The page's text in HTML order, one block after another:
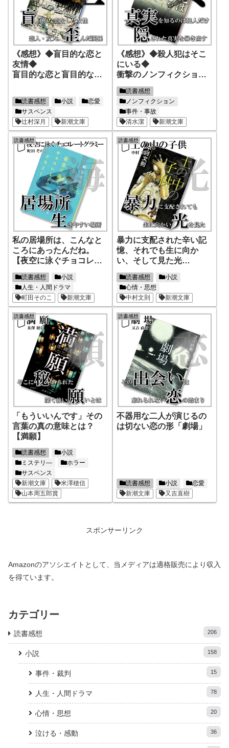
《感想》◆盲目的な恋と
友情◆
盲目的な恋と盲目的な友
みとは
読書感想 小説
恋愛
サスペンス
辻村深月
新潮文庫
《感想》◆殺人犯はそこ
にいる◆
衝撃のノンフィクショ
ン！この事実は知らなけ
ればならない！
読書感想
ノンフィクション
事件・事故
清水潔
新潮文庫
読書感想
私の居場所は、こんなと
ころにあったんだね。
【夜空に泳ぐチョコレー
トグラミー】
読書感想
小説
人生・人間ドラマ
町田そのこ
新潮文庫
読書感想
暴力に支配された辛い記
憶、それでも生に向か
い、そして見た光
【土の中の子供】
読書感想
小説
心情・思想
中村文則
新潮文庫
読書感想
「もういいんです」その
言葉の真の意味とは？
【満願】
読書感想
小説
ミステリ―
ホラー
サスペンス
新潮文庫
米澤穂信
山本周五郎賞
読書感想
不器用な二人が演じるの
は切ない恋の形「劇場」
読書感想 小説
恋愛
新潮文庫
又吉直樹
スポンサーリンク
Amazonのアソシエイトとして、当メディアは適格販売により収入
を得ています。
カテゴリー
読書感想 206
小説 158
事件・裁判 15
人生・人間ドラマ 78
心情・思想 20
泣ける・感動 36